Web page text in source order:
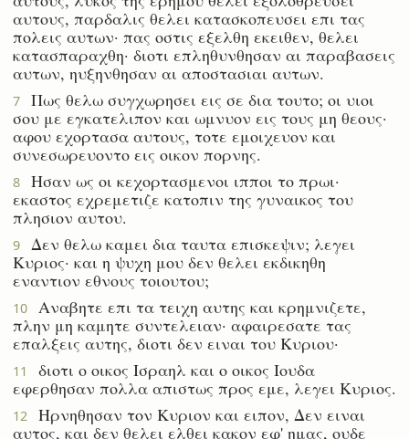
αυτους, παρδαλις θελει κατασκοπευσει επι τας
πολεις αυτων· πας οστις εξελθη εκειθεν, θελει
κατασπαραχθη· διοτι επληθυνθησαν αι παραβασεις
αυτων, ηυξηνθησαν αι αποστασιαι αυτων.
7
Πως θελω συγχωρησει εις σε δια τουτο; οι υιοι
σου με εγκατελιπον και ωμνυον εις τους μη θεους·
αφου εχορτασα αυτους, τοτε εμοιχευον και
συνεσωρευοντο εις οικον πορνης.
8
Ησαν ως οι κεχορτασμενοι ιπποι το πρωι·
εκαστος εχρεμετιζε κατοπιν της γυναικος του
πλησιον αυτου.
9
Δεν θελω καμει δια ταυτα επισκεψιν; λεγει
Κυριος· και η ψυχη μου δεν θελει εκδικηθη
εναντιον εθνους τοιουτου;
10
Αναβητε επι τα τειχη αυτης και κρημνιζετε,
πλην μη καμητε συντελειαν· αφαιρεσατε τας
επαλξεις αυτης, διοτι δεν ειναι του Κυριου·
11
διοτι ο οικος Ισραηλ και ο οικος Ιουδα
εφερθησαν πολλα απιστως προς εμε, λεγει Κυριος.
12
Ηρνηθησαν τον Κυριον και ειπον, Δεν ειναι
αυτος, και δεν θελει ελθει κακον εφ' ημας, ουδε